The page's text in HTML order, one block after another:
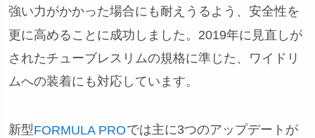
強い力がかかった場合にも耐えうるよう、安全性を
更に高めることに成功しました。2019年に見直しが
されたチューブレスリムの規格に準じた、ワイドリ
ムへの装着にも対応しています。
新型FORMULA PROでは主に3つのアップデートが